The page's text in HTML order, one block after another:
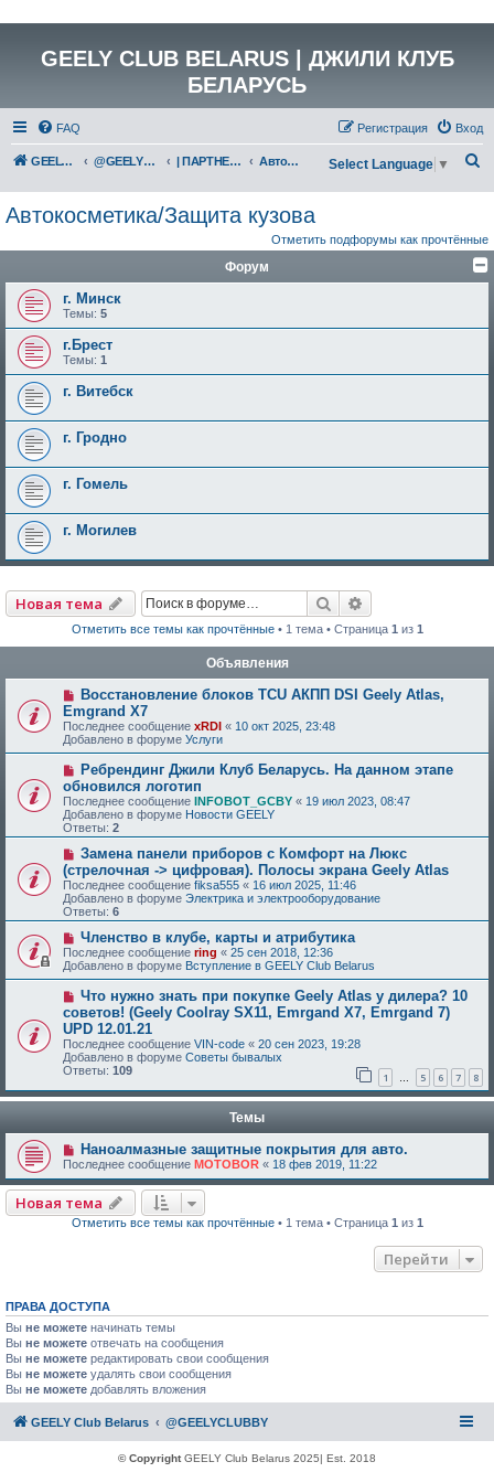
GEELY CLUB BELARUS | ДЖИЛИ КЛУБ
БЕЛАРУСЬ
FAQ Вход
Регистрация
GEELY Club Belarus @GEELYCLUBBY | ПАРТНЕРЫ КЛУБА Автокосметика/Защита кузова
с
к
Select Language ▼
Автокосметика/Защита кузова
Отметить подфорумы как прочтённые
Форум
г. Минск
Темы: 5
г.Брест
Темы: 1
г. Витебск
г. Гродно
г. Гомель
г. Могилев
Новая тема Поиск
Отметить все темы как прочтённые• 1 тема • Страница 1 из 1
Объявления
Восстановление блоков TCU АКПП DSI Geely Atlas,
Emgrand X7
Последнее сообщение xRDI « 10 окт 2025, 23:48
Добавлено в форуме Услуги
Ребрендинг Джили Клуб Беларусь. На данном этапе
обновился логотип
Последнее сообщение INFOBOT_GCBY « 19 июл 2023, 08:47
Добавлено в форуме Новости GEELY
Ответы: 2
Замена панели приборов с Комфорт на Люкс
(стрелочная -> цифровая). Полосы экрана Geely Atlas
Последнее сообщение fiksa555 « 16 июл 2025, 11:46
Добавлено в форуме Электрика и электрооборудование
Ответы: 6
Членство в клубе, карты и атрибутика
Последнее сообщение ring « 25 сен 2018, 12:36
Добавлено в форуме Вступление в GEELY Club Belarus
Что нужно знать при покупке Geely Atlas у дилера? 10
советов! (Geely Coolray SX11, Emrgand X7, Emrgand 7)
UPD 12.01.21
Последнее сообщение VIN-code « 20 сен 2023, 19:28
Добавлено в форуме Советы бывалых
Ответы: 109 1 … 5 6 7 8
Темы
Наноалмазные защитные покрытия для авто.
Последнее сообщение MOTOBOR « 18 фев 2019, 11:22
Новая тема
Отметить все темы как прочтённые• 1 тема • Страница 1 из 1
Перейти
ПРАВА ДОСТУПА
Вы не можете начинать темы
Вы не можете отвечать на сообщения
Вы не можете редактировать свои сообщения
Вы не можете удалять свои сообщения
Вы не можете добавлять вложения
GEELY Club Belarus @GEELYCLUBBY
© CopyrightGEELY Club Belarus 2025| Est. 2018